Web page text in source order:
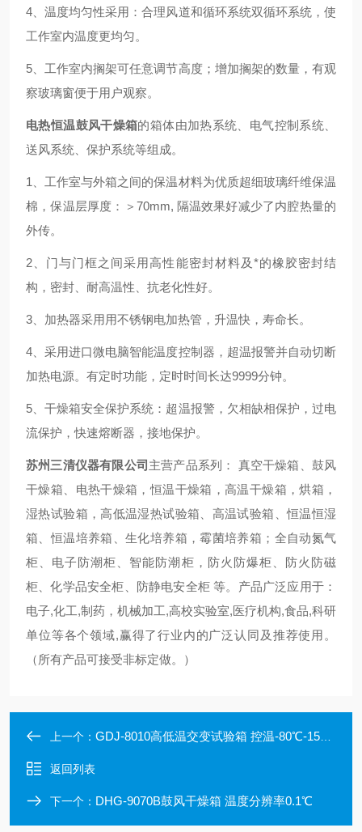
4、温度均匀性采用：合理风道和循环系统双循环系统，使
工作室内温度更均匀。
5、工作室内搁架可任意调节高度；增加搁架的数量，有观
察玻璃窗便于用户观察。
电热恒温鼓风干燥箱的箱体由加热系统、电气控制系统、
送风系统、保护系统等组成。
1、工作室与外箱之间的保温材料为优质超细玻璃纤维保温
棉，保温层厚度：＞70mm, 隔温效果好减少了内腔热量的
外传。
2、门与门框之间采用高性能密封材料及*的橡胶密封结
构，密封、耐高温性、抗老化性好。
3、加热器采用用不锈钢电加热管，升温快，寿命长。
4、采用进口微电脑智能温度控制器，超温报警并自动切断
加热电源。有定时功能，定时时间长达9999分钟。
5、干燥箱安全保护系统：超温报警，欠相缺相保护，过电
流保护，快速熔断器，接地保护。
苏州三清仪器有限公司 主营产品系列： 真空干燥箱、鼓风
干燥箱、电热干燥箱，恒温干燥箱，高温干燥箱，烘箱，
湿热试验箱，高低温湿热试验箱、高温试验箱、恒温恒湿
箱、恒温培养箱、生化培养箱，霉菌培养箱；全自动氮气
柜、电子防潮柜、智能防潮柜，防火防爆柜、防火防磁
柜、化学品安全柜、防静电安全柜 等。产品广泛应用于：
电子,化工,制药，机械加工,高校实验室,医疗机构,食品,科研
单位等各个领域,赢得了行业内的广泛认同及推荐使用。
（所有产品可接受非标定做。）
上一个： GDJ-8010高低温交变试验箱 控温-80℃-150℃ 容积100升
返回列表
下一个： DHG-9070B鼓风干燥箱 温度分辨率0.1℃